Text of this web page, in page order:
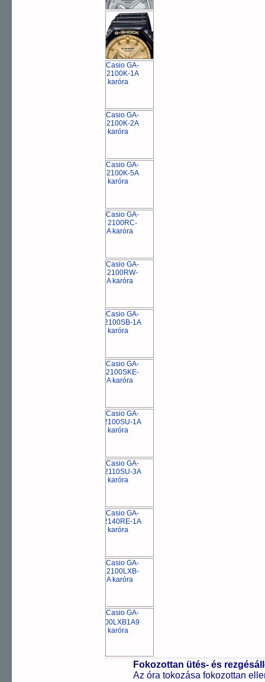
Fokozottan ütés- és
Az óra tokozása fokozottan